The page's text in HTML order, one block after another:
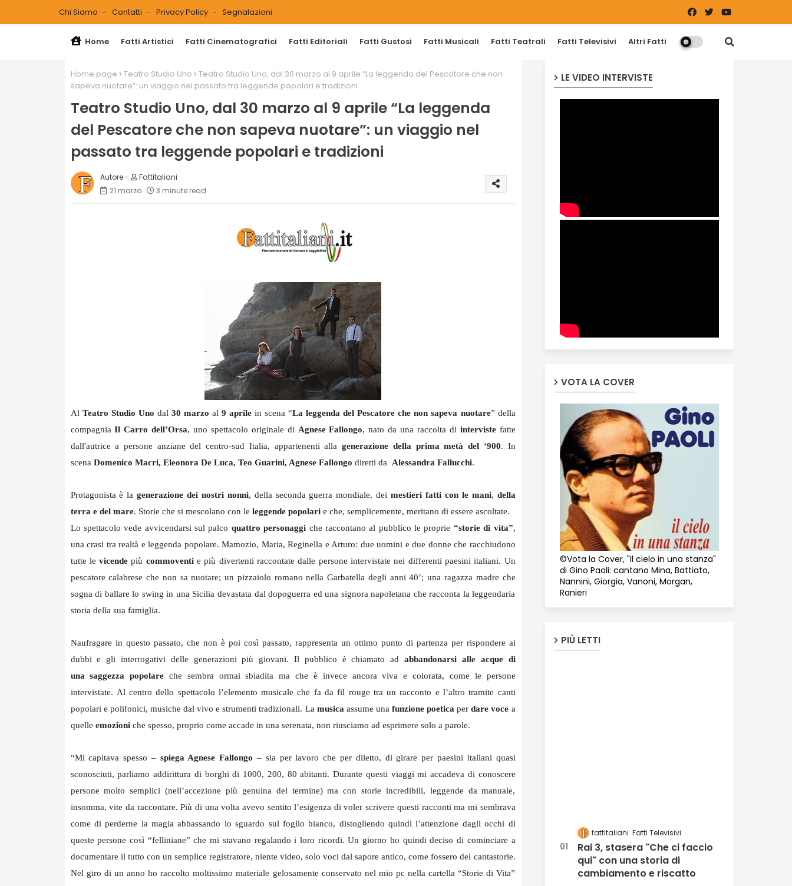
Chi Siamo Contatti Privacy Policy Segnalazioni
Home Fatti Artistici Fatti Cinematografici Fatti Editoriali Fatti Gustosi Fatti Musicali Fatti Teatrali Fatti Televisivi Altri Fatti
Home page Teatro Studio Uno
Teatro Studio Uno, dal 30 marzo al 9 aprile “La leggenda del Pescatore che non
sapeva nuotare”: un viaggio nel passato tra leggende popolari e tradizioni
Teatro Studio Uno, dal 30 marzo al 9 aprile “La leggenda
del Pescatore che non sapeva nuotare”: un viaggio nel
passato tra leggende popolari e tradizioni
Fattitaliani
21 marzo
3 minute read
Al Teatro Studio Uno dal 30 marzo al 9 aprile in scena “La leggenda del Pescatore che non sapeva nuotare” della
compagniaIl Carro dell’Orsa, uno spettacolo originale di Agnese Fallongo, nato da una raccolta di intervistefatte
dall'autrice a persone anziane del centro-sud Italia, appartenenti allagenerazione della prima metà del ‘900. In
scena Domenico Macri, Eleonora De Luca, Teo Guarini, Agnese Fallongo diretti da Alessandra Fallucchi.
Protagonista è lagenerazione dei nostri nonni, della seconda guerra mondiale, deimestieri fatti con le mani, della
terra e del mare. Storie che si mescolano con le leggende popolarie che, semplicemente, meritano di essere ascoltate.
Lo spettacolo vede avvicendarsi sul palco quattro personaggi che raccontano al pubblico le proprie “storie di vita”,
una crasi tra realtà e leggenda popolare. Mamozio, Maria, Reginella e Arturo: due uomini e due donne che racchiudono
tutte levicende più commoventie più divertenti raccontate dalle persone intervistate nei differenti paesini italiani. Un
pescatore calabrese che non sa nuotare; un pizzaiolo romano nella Garbatella degli anni 40’; una ragazza madre che
sogna di ballare lo swing in una Sicilia devastata dal dopoguerra ed una signora napoletana che racconta la leggendaria
storia della sua famiglia.
Naufragare in questo passato, che non è poi così passato, rappresenta un ottimo punto di partenza per rispondere ai
dubbi e gli interrogativi delle generazioni più giovani. Il pubblico è chiamato adabbandonarsi alle acque di
una saggezza popolare che sembra ormai sbiadita ma che è invece ancora viva e colorata, come le persone
intervistate. Al centro dello spettacolo l’elemento musicale che fa da fil rouge tra un racconto e l’altro tramite canti
popolari e polifonici, musiche dal vivo e strumenti tradizionali. La musicaassume una funzione poetica perdare voce a
quelle emozioni che spesso, proprio come accade in una serenata, non riusciamo ad esprimere solo a parole.
“Mi capitava spesso – spiega Agnese Fallongo – sia per lavoro che per diletto, di girare per paesini italiani quasi
sconosciuti, parliamo addirittura di borghi di 1000, 200, 80 abitanti. Durante questi viaggi mi accadeva di conoscere
persone molto semplici (nell’accezione più genuina del termine) ma con storie incredibili, leggende da manuale,
insomma, vite da raccontare. Più di una volta avevo sentito l’esigenza di voler scrivere questi racconti ma mi sembrava
come di perderne la magia abbassando lo sguardo sul foglio bianco, distogliendo quindi l’attenzione dagli occhi di
queste persone così “felliniane” che mi stavano regalando i loro ricordi. Un giorno ho quindi deciso di cominciare a
documentare il tutto con un semplice registratore, niente video, solo voci dal sapore antico, come fossero dei cantastorie.
Nel giro di un anno ho raccolto moltissimo materiale gelosamente conservato nel mio pc nella cartella “Storie di Vita”
LE VIDEO INTERVISTE
VOTA LA COVER
©Vota la Cover, "Il cielo in una stanza"
di Gino Paoli: cantano Mina, Battiato,
Nannini, Giorgia, Vanoni, Morgan,
Ranieri
PIÙ LETTI
fattitaliani Fatti Televisivi
Rai 3, stasera "Che ci faccio
qui" con una storia di
cambiamento e riscatto